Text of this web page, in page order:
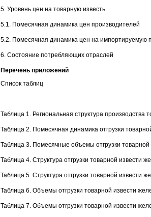
5. Уровень цен на товарную известь
5.1. Помесячная динамика цен производителей
5.2. Помесячная динамика цен на импортируемую
6. Состояние потребляющих отраслей
Перечень приложений
Список таблиц
Таблица 1. Региональная структура производства
Таблица 2. Помесячная динамика отгрузки
Таблица 3. Помесячные объемы отгрузки
Таблица 4. Структура отгрузки товарной извести
Таблица 5. Структура отгрузки товарной извести
Таблица 6. Объемы отгрузки товарной извести
Таблица 7. Объемы отгрузки товарной извести